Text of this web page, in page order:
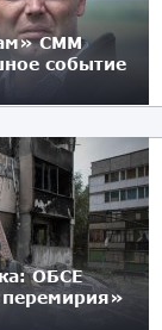
СММ
событие
ОБСЕ